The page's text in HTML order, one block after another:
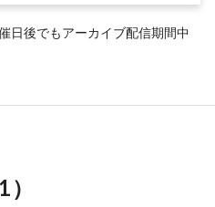
日後でもアーカイブ配信期間中
）